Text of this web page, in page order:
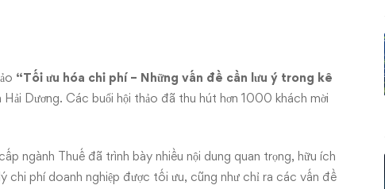
“Tối ưu hóa chi phí – Những vấn đề cần lưu ý trong kê
Dương. Các buổi hội thảo đã thu hút hơn 1000 khách mời
ngành Thuế đã trình bày nhiều nội dung quan trọng, hữu ích
chi phí doanh nghiệp được tối ưu, cũng như chỉ ra các vấn đề